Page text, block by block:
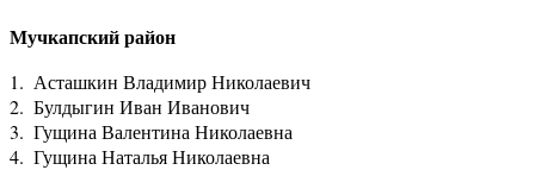
Мучкапский район
1. Асташкин Владимир Николаевич
2. Булдыгин Иван Иванович
3. Гущина Валентина Николаевна
4. Гущина Наталья Николаевна